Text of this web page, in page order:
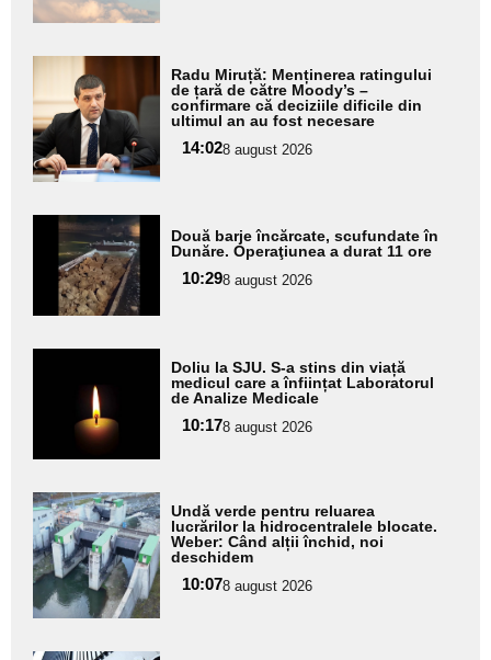
Adaugă
aici textul
pentru
subtitlu
Radu Miruță: Menținerea ratingului
de țară de către Moody’s –
confirmare că deciziile dificile din
ultimul an au fost necesare
14:028 august 2026
Adaugă
aici textul
pentru
subtitlu
Două barje încărcate, scufundate în
Dunăre. Operaţiunea a durat 11 ore
10:298 august 2026
aici textul
pentru
subtitlu
Doliu la SJU. S-a stins din viață
medicul care a înființat Laboratorul
de Analize Medicale
10:178 august 2026
Adaugă
aici textul
pentru
subtitlu
Undă verde pentru reluarea
lucrărilor la hidrocentralele blocate.
Weber: Când alții închid, noi
deschidem
10:078 august 2026